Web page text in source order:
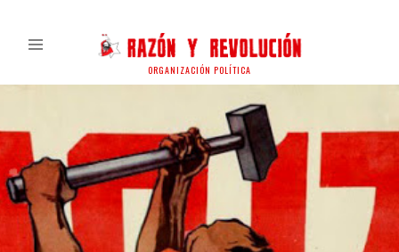
ORGANIZACIÓN POLÍTICA